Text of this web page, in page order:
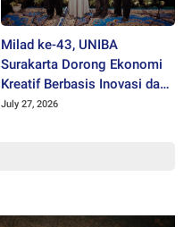
Milad ke-43, UNIBA
Surakarta Dorong Ekonomi
Kreatif Berbasis Inovasi dan
Nilai Pancasila untuk Hadapi
July 27, 2026